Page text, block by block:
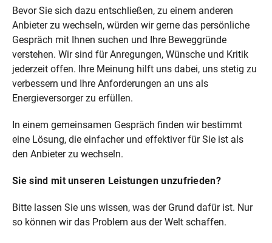
Bevor Sie sich dazu entschließen, zu einem anderen
Anbieter zu wechseln, würden wir gerne das persönliche
Gespräch mit Ihnen suchen und Ihre Beweggründe
verstehen. Wir sind für Anregungen, Wünsche und Kritik
jederzeit offen. Ihre Meinung hilft uns dabei, uns stetig zu
verbessern und Ihre Anforderungen an uns als
Energieversorger zu erfüllen.
In einem gemeinsamen Gespräch finden wir bestimmt
eine Lösung, die einfacher und effektiver für Sie ist als
den Anbieter zu wechseln.
Sie sind mit unseren Leistungen unzufrieden?
Bitte lassen Sie uns wissen, was der Grund dafür ist. Nur
so können wir das Problem aus der Welt schaffen.